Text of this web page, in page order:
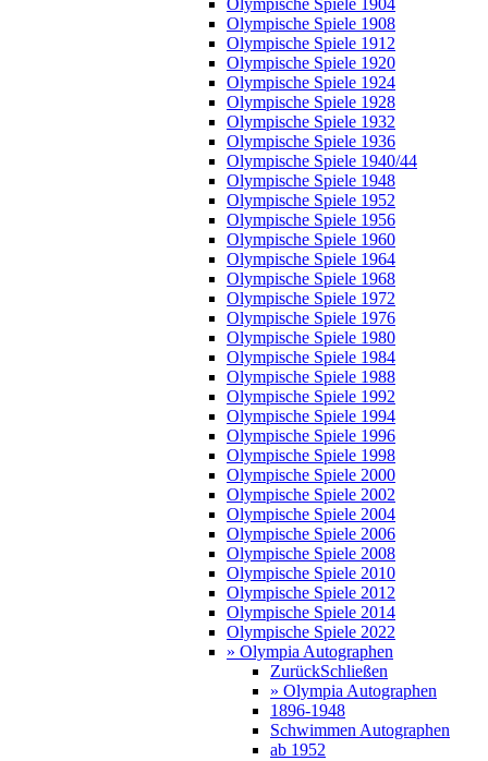
Olympische Spiele 1904
Olympische Spiele 1908
Olympische Spiele 1912
Olympische Spiele 1920
Olympische Spiele 1924
Olympische Spiele 1928
Olympische Spiele 1932
Olympische Spiele 1936
Olympische Spiele 1940/44
Olympische Spiele 1948
Olympische Spiele 1952
Olympische Spiele 1956
Olympische Spiele 1960
Olympische Spiele 1964
Olympische Spiele 1968
Olympische Spiele 1972
Olympische Spiele 1976
Olympische Spiele 1980
Olympische Spiele 1984
Olympische Spiele 1988
Olympische Spiele 1992
Olympische Spiele 1994
Olympische Spiele 1996
Olympische Spiele 1998
Olympische Spiele 2000
Olympische Spiele 2002
Olympische Spiele 2004
Olympische Spiele 2006
Olympische Spiele 2008
Olympische Spiele 2010
Olympische Spiele 2012
Olympische Spiele 2014
Olympische Spiele 2022
» Olympia Autographen
ZurückSchließen
» Olympia Autographen
1896-1948
Schwimmen Autographen
ab 1952